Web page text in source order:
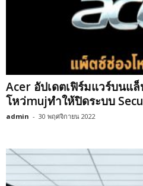
Acer อัปเดตเฟิร์มแวร์บนแ
โหว่mujทำให้ปิดระบบ
admin - 30 พฤศจิกายน 2022